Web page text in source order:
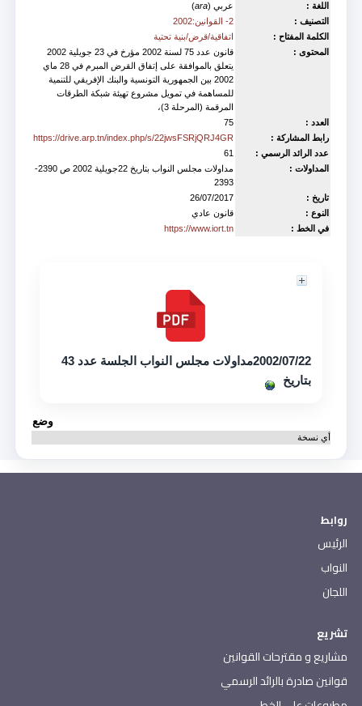
اللغة :
عربي (ara
)
التصنيف :
2- القوانين:2002
الكلمة المفتاح :
اتفاقية/قرض/بنية تحتية
المحتوى :
قانون عدد 75 لسنة 2002 مؤرخ في 23 جويلية 2002
يتعلق بالموافقة على إتفاق القرض المبرم في 28 ماي
2002 بين الجمهورية التونسية والبنك الإفريقي للتنمية
للمساهمة في تمويل مشروع تهيئة شبكة الطرقات
المرقمة (المرحلة 3)،
العدد :
75
رابط المشاركة :
https://drive.arp.tn/index.php/s/22jwsFSRjQRJ4GR
عدد الرائد الرسمي :
61
المداولات :
مداولات مجلس النواب بتاريخ 22جويلية 2002 ص 2390-
2393
تاريخ :
26/07/2017
النوع :
قانون عادي
في الخط :
https://www.iort.tn
2002/07/22مداولات مجلس النواب الجلسة عدد 43
بتاريخ
وضع
أي نسخة
روابط
الرئيس
النواب
اللجان
تشريع
مشاريع و مقترحات القوانين
قوانين صادرة بالرائد الرسمي